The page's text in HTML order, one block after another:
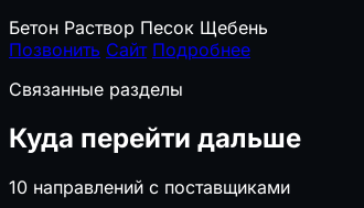
Бетон Раствор Песок Щебень
Позвонить Сайт Подробнее
Связанные разделы
Куда перейти дальше
10 направлений с поставщиками